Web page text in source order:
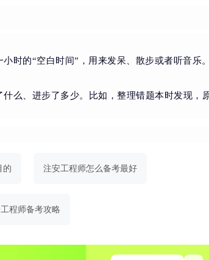
时的“空白时间”，用来发呆、散步或者听音乐
么、进步了多少。比如，整理错题本时发现，
的 注安工程师怎么备考最好
程师备考攻略